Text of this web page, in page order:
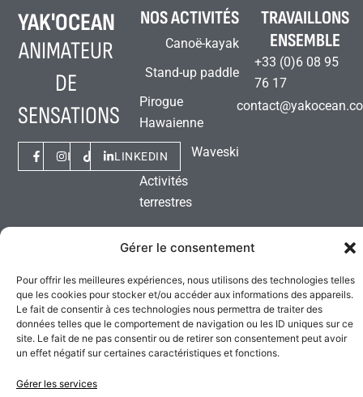
Gérer le consentement
Pour offrir les meilleures expériences, nous utilisons des technologies telles
que les cookies pour stocker et/ou accéder aux informations des appareils.
Le fait de consentir à ces technologies nous permettra de traiter des
données telles que le comportement de navigation ou les ID uniques sur ce
site. Le fait de ne pas consentir ou de retirer son consentement peut avoir
un effet négatif sur certaines caractéristiques et fonctions.
Gérer les services
YAK'OCEAN
ANIMATEUR
DE
SENSATIONS
FACEBOOK
INSTAGRAM
TIKTOK
LINKEDIN
NOS ACTIVITÉS
Canoë-kayak
Stand-up paddle
Pirogue
Hawaienne
Waveski
Activités
terrestres
TRAVAILLONS
ENSEMBLE
+33 (0)6 08 95
76 17
Confidentialités•Cookies•Partenaires
Plan
du site